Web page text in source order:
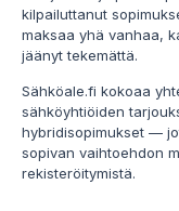
kilpailuttanut
maksaa yhä vanhaa,
jäänyt tekemättä.
Sähköale.fi kokoaa
sähköyhtiöiden
hybridisopimukset —
sopivan vaihtoehdon
rekisteröitymistä.